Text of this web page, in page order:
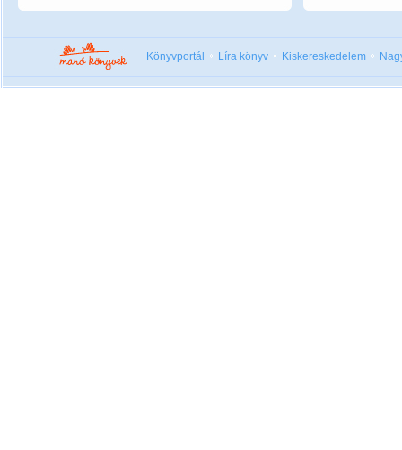
Könyvportál Líra könyv Kiskereskedelem